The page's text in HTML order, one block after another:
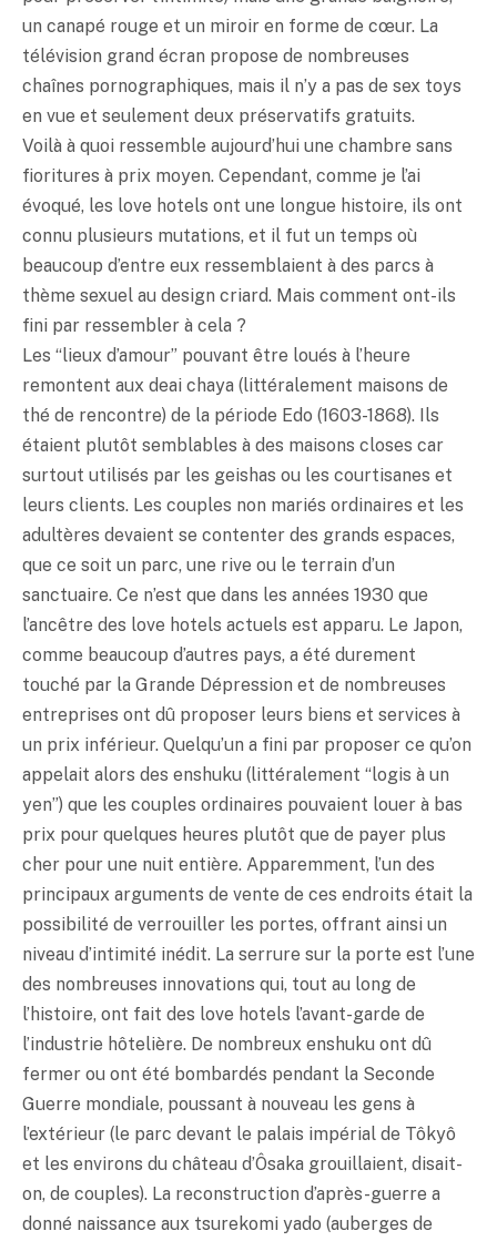
un canapé rouge et un miroir en forme de cœur. La
télévision grand écran propose de nombreuses
chaînes pornographiques, mais il n’y a pas de sex toys
en vue et seulement deux préservatifs gratuits.
Voilà à quoi ressemble aujourd’hui une chambre sans
fioritures à prix moyen. Cependant, comme je l’ai
évoqué, les love hotels ont une longue histoire, ils ont
connu plusieurs mutations, et il fut un temps où
beaucoup d’entre eux ressemblaient à des parcs à
thème sexuel au design criard. Mais comment ont-ils
fini par ressembler à cela ?
Les “lieux d’amour” pouvant être loués à l’heure
remontent aux deai chaya (littéralement maisons de
thé de rencontre) de la période Edo (1603-1868). Ils
étaient plutôt semblables à des maisons closes car
surtout utilisés par les geishas ou les courtisanes et
leurs clients. Les couples non mariés ordinaires et les
adultères devaient se contenter des grands espaces,
que ce soit un parc, une rive ou le terrain d’un
sanctuaire. Ce n’est que dans les années 1930 que
l’ancêtre des love hotels actuels est apparu. Le Japon,
comme beaucoup d’autres pays, a été durement
touché par la Grande Dépression et de nombreuses
entreprises ont dû proposer leurs biens et services à
un prix inférieur. Quelqu’un a fini par proposer ce qu’on
appelait alors des enshuku (littéralement “logis à un
yen”) que les couples ordinaires pouvaient louer à bas
prix pour quelques heures plutôt que de payer plus
cher pour une nuit entière. Apparemment, l’un des
principaux arguments de vente de ces endroits était la
possibilité de verrouiller les portes, offrant ainsi un
niveau d’intimité inédit. La serrure sur la porte est l’une
des nombreuses innovations qui, tout au long de
l’histoire, ont fait des love hotels l’avant-garde de
l’industrie hôtelière. De nombreux enshuku ont dû
fermer ou ont été bombardés pendant la Seconde
Guerre mondiale, poussant à nouveau les gens à
l’extérieur (le parc devant le palais impérial de Tôkyô
et les environs du château d’Ôsaka grouillaient, disait-
on, de couples). La reconstruction d’après-guerre a
donné naissance aux tsurekomi yado (auberges de